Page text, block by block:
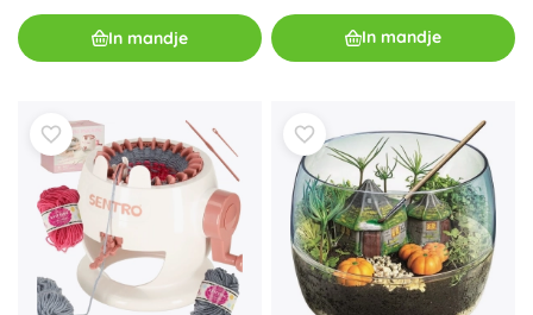
In mandje In mandje